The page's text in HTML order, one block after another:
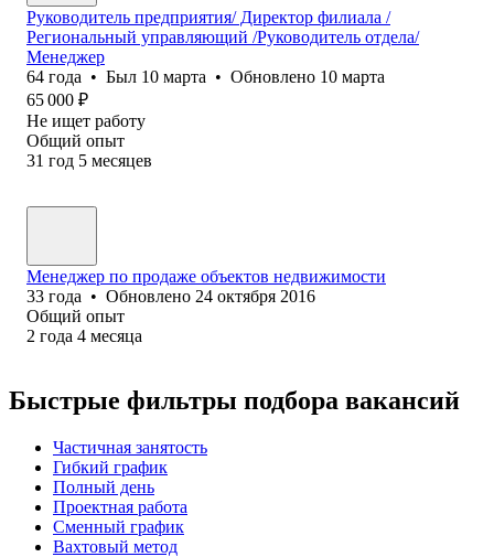
Руководитель предприятия/ Директор филиала /
Региональный управляющий /Руководитель отдела/
Менеджер
64 года • Был 10 марта • Обновлено 10 марта
65 000 ₽
Не ищет работу
Общий опыт
31 год 5 месяцев
Менеджер по продаже объектов недвижимости
33 года • Обновлено 24 октября 2016
Общий опыт
2 года 4 месяца
Быстрые фильтры подбора вакансий
Частичная занятость
Гибкий график
Полный день
Проектная работа
Сменный график
Вахтовый метод